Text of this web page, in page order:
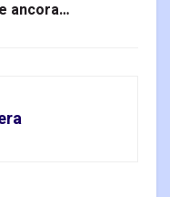
ancora…